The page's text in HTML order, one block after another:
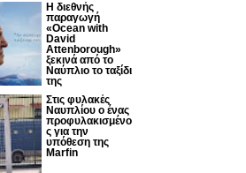
Η διεθνής
παραγωγή
«Ocean with
David
Attenborough»
ξεκινά από το
Ναύπλιο το ταξίδι
της
Στις φυλακές
Ναυπλίου ο ένας
προφυλακισμένο
ς για την
υπόθεση της
Marfin